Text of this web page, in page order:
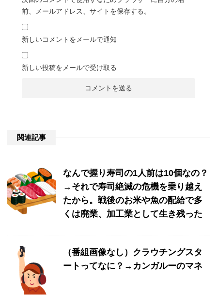
前、メールアドレス、サイトを保存する。
新しいコメントをメールで通知
新しい投稿をメールで受け取る
関連記事
なんで握り寿司の1人前は10個なの？
→それで寿司絶滅の危機を乗り越え
たから。戦後のお米や魚の配給で多
くは廃業、加工業として生き残った
（番組画像なし）クラウチングスタ
ートってなに？→カンガルーのマネ